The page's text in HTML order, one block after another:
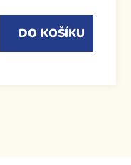
DO KOŠÍKU